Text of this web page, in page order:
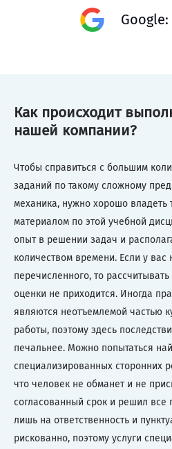
Google:
Как происходит
нашей компании?
Чтобы справиться с большим
заданий по такому сложному
механика, нужно хорошо владеть
материалом по этой учебной
опыт в решении задач и
количеством времени. Если у вас
перечисленного, то
оценки не приходится. Иногда
являются неотъемлемой частью
работы, поэтому здесь
печальнее. Можно попытаться
специализированных сторонних
что человек не обманет и не
согласованный срок и решил все
лишь на ответственность и
рискованно, поэтому услуги